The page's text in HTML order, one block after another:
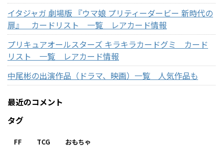
イタジャガ 劇場版 『ウマ娘 プリティーダービー 新時代の
扉』 カードリスト 一覧 レアカード情報
プリキュアオールスターズ キラキラカードグミ カード
リスト 一覧 レアカード情報
中尾彬の出演作品（ドラマ、映画）一覧 人気作品も
最近のコメント
タグ
FF TCG おもちゃ